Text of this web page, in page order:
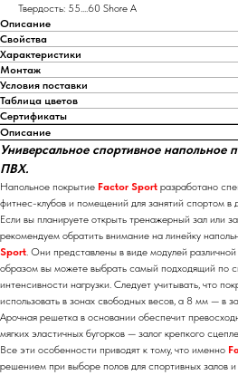
Твердость: 55....60 Shore A
Описание
Свойства
Характеристики
Монтаж
Условия поставки
Таблица цветов
Сертификаты
Описание
Универсальное спортивное напольное
ПВХ.
Напольное покрытие Factor Sport разработано
фитнес-клубов и помещений для занятий спортом в
Если вы планируете открыть тренажерный зал или
рекомендуем обратить внимание на линейку
Sport. Они представлены в виде модулей
образом вы можете выбрать самый подходящий по
интенсивности нагрузки. Следует учитывать, что
использовать в зонах свободных весов, а 8 мм — в
Арочная решетка в основании обеспечит
мягких эластичных бугорков — залог крепкого
Все эти особенности приводят к тому, что именно
решением при выборе полов для спортивных залов